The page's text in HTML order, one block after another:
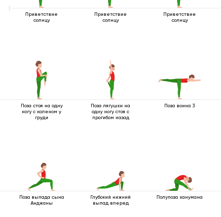
Приветствие
солнцу
Приветствие
солнцу
Приветствие
солнцу
Поза стоя на одну
ногу с коленом у
груди
Поза лягушки на
одну ногу стоя с
прогибом назад
Поза воина 3
Поза выпада сына
Анджаны
Глубокий нижний
выпад вперед
Полупоза ханумана